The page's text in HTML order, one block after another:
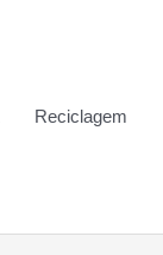
Reciclagem